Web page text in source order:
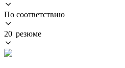
По соответствию
20 резюме